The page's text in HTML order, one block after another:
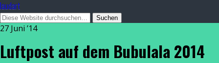
laudart
27 Juni ’14
Luftpost auf dem Bubulala 2014